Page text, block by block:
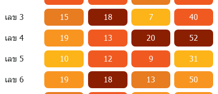
เลข 3 15 18 7 40
เลข 4 19 13 20 52
เลข 5 10 12 9 31
เลข 6 19 18 13 50